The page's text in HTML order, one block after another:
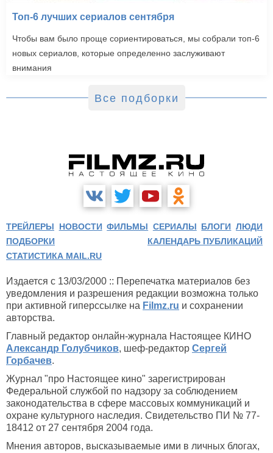
Топ-6 лучших сериалов сентября
Чтобы вам было проще сориентироваться, мы собрали топ-6
новых сериалов, которые определенно заслуживают
внимания
Все подборки
ТРЕЙЛЕРЫ НОВОСТИ ФИЛЬМЫ СЕРИАЛЫ БЛОГИ ЛЮДИ
ПОДБОРКИ
КАЛЕНДАРЬ ПУБЛИКАЦИЙ
СТАТИСТИКА MAIL.RU
Издается с 13/03/2000 :: Перепечатка материалов без
уведомления и разрешения редакции возможна только
при активной гиперссылке на Filmz.ru и сохранении
авторства.
Главный редактор онлайн-журнала Настоящее КИНО
Александр Голубчиков, шеф-редактор Сергей
Горбачев.
Журнал "про Настоящее кино" зарегистрирован
Федеральной службой по надзору за соблюдением
законодательства в сфере массовых коммуникаций и
охране культурного наследия. Свидетельство ПИ № 77-
18412 от 27 сентября 2004 года.
Мнения авторов, высказываемые ими в личных блогах,